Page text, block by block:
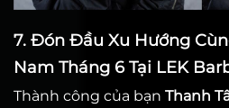
7. Đón Đầu Xu Hướng
Nam Tháng 6 Tại LEK
Thành công của bạn Thanh